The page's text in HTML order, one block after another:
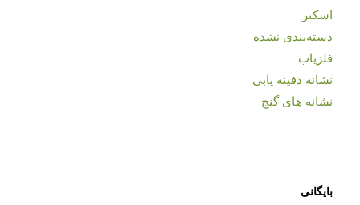
اسکنر
دسته‌بندی نشده
فلزیاب
نشانه دفینه یابی
نشانه های گنج
بایگانی